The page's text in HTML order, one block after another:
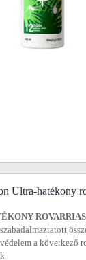
Ultra-hatékony
a következő